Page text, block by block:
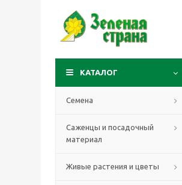
КАТАЛОГ
Семена
Саженцы и посадочный
материал
Живые растения и цветы